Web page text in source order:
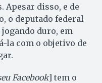
Apesar disso, e de
o deputado federal
duro, em
la com o objetivo de
Facebook] tem o